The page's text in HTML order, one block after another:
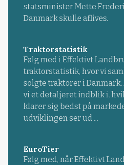
statsminister Mette
Danmark skulle aflives.
Traktorstatistik
Følg med i Effektivt
traktorstatistik, hvor vi
solgte traktorer i
vi et detaljeret indblik i,
klarer sig bedst på
udviklingen ser ud ...
EuroTier
Følg med, når Effektivt